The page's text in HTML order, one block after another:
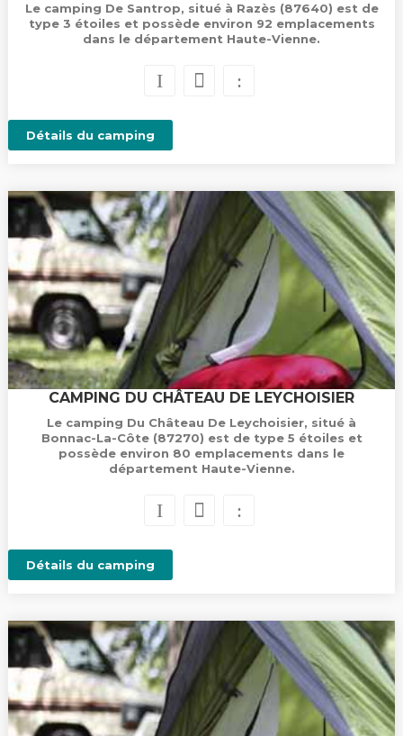
Le camping De Santrop, situé à Razès (87640) est de
type 3 étoiles et possède environ 92 emplacements
dans le département Haute-Vienne.
Détails du camping
CAMPING DU CHÂTEAU DE LEYCHOISIER
Le camping Du Château De Leychoisier, situé à
Bonnac-La-Côte (87270) est de type 5 étoiles et
possède environ 80 emplacements dans le
département Haute-Vienne.
Détails du camping